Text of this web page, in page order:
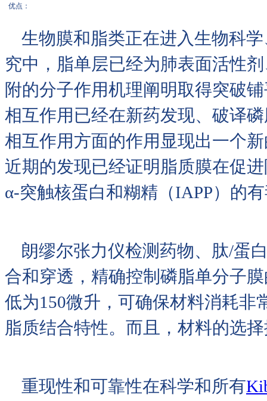
优点：
生物膜和脂类正在进入生物科
究中，脂单层已经为肺表面活性
附的分子作用机理阐明取得突破
相互作用已经在新药发现、破译
相互作用方面的作用显现出一个
近期的发现已经证明脂质膜在促
α-突触核蛋白和糊精（IAPP）的
朗缪尔张力仪检测药物、肽/蛋
合和穿透，精确控制磷脂单分子
低为150微升，可确保材料消耗非
脂质结合特性。而且，材料的选
重现性和可靠性在科学和所有